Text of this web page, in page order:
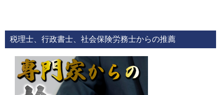
税理士、行政書士、社会保険労務士からの推薦